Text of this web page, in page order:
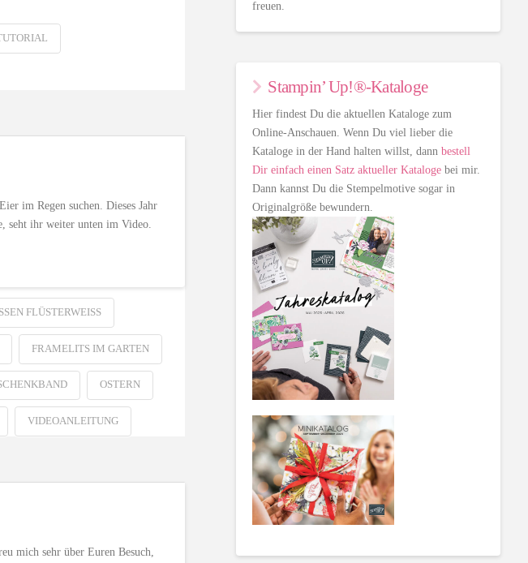
im Regen suchen. Dieses Jahr
seht ihr weiter unten im Video.
FLÜSTERWEISS
FRAMELITS IM GARTEN
OSTERN
VIDEOANLEITUNG
mich sehr über Euren Besuch,
freuen.
Stampin’ Up!®-Kataloge
Hier findest Du die aktuellen Kataloge zum
Online-Anschauen. Wenn Du viel lieber die
Kataloge in der Hand halten willst, dannbestell
Dir einfach einen Satz aktueller Kataloge bei mir.
Dann kannst Du die Stempelmotive sogar in
Originalgröße bewundern.